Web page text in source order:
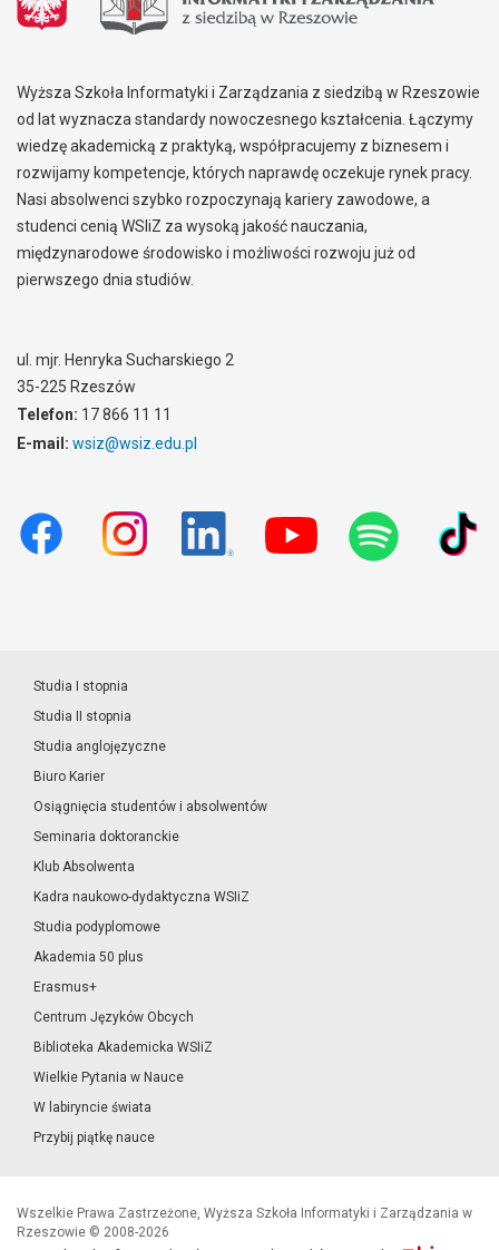
Wyższa Szkoła Informatyki i Zarządzania z siedzibą w Rzeszowie
od lat wyznacza standardy nowoczesnego kształcenia. Łączymy
wiedzę akademicką z praktyką, współpracujemy z biznesem i
rozwijamy kompetencje, których naprawdę oczekuje rynek pracy.
Nasi absolwenci szybko rozpoczynają kariery zawodowe, a
studenci cenią WSIiZ za wysoką jakość nauczania,
międzynarodowe środowisko i możliwości rozwoju już od
pierwszego dnia studiów.
ul. mjr. Henryka Sucharskiego 2
35-225 Rzeszów
Telefon: 17 866 11 11
E-mail: wsiz@wsiz.edu.pl
Studia I stopnia
Studia II stopnia
Studia anglojęzyczne
Biuro Karier
Osiągnięcia studentów i absolwentów
Seminaria doktoranckie
Klub Absolwenta
Kadra naukowo-dydaktyczna WSIiZ
Studia podyplomowe
Akademia 50 plus
Erasmus+
Centrum Języków Obcych
Biblioteka Akademicka WSIiZ
Wielkie Pytania w Nauce
W labiryncie świata
Przybij piątkę nauce
Wszelkie Prawa Zastrzeżone, Wyższa Szkoła Informatyki i Zarządzania w
Rzeszowie © 2008-2026